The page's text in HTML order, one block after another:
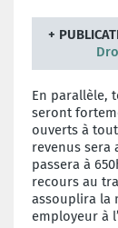
+
En parallèle,
seront
ouverts à
revenus sera
passera à
recours au
assouplira la
employeur à